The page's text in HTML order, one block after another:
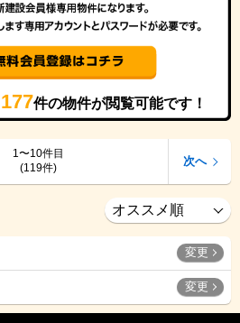
件の物件が閲覧可能です！
1〜10件目
(119件)
次へ
変更
変更